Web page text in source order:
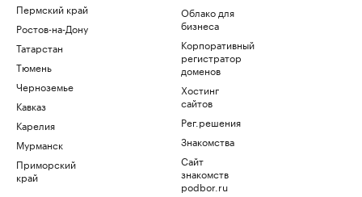
Пермский край
Ростов-на-Дону
Татарстан
Тюмень
Черноземье
Кавказ
Карелия
Мурманск
Приморский
край
Облако для
бизнеса
Корпоративный
регистратор
доменов
Хостинг
сайтов
Рег.решения
Знакомства
Сайт
знакомств
podbor.ru